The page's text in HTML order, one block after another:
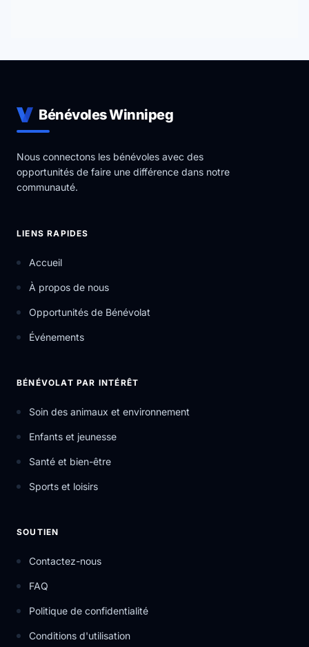
Bénévoles Winnipeg
Nous connectons les bénévoles avec des
opportunités de faire une différence dans notre
communauté.
LIENS RAPIDES
Accueil
À propos de nous
Opportunités de Bénévolat
Événements
BÉNÉVOLAT PAR INTÉRÊT
Soin des animaux et environnement
Enfants et jeunesse
Santé et bien-être
Sports et loisirs
SOUTIEN
Contactez-nous
FAQ
Politique de confidentialité
Conditions d'utilisation